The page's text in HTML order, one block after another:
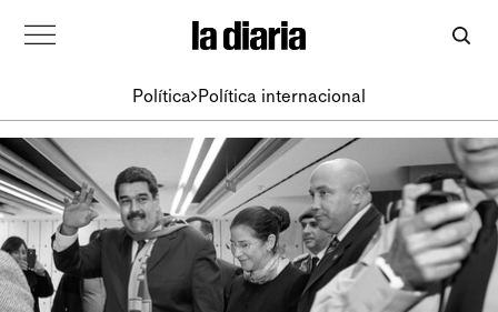
Política Política internacional